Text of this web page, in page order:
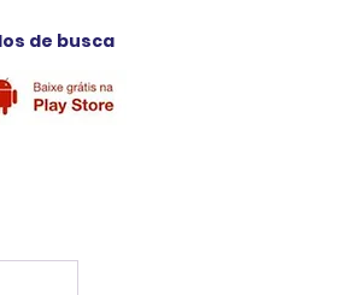
de busca